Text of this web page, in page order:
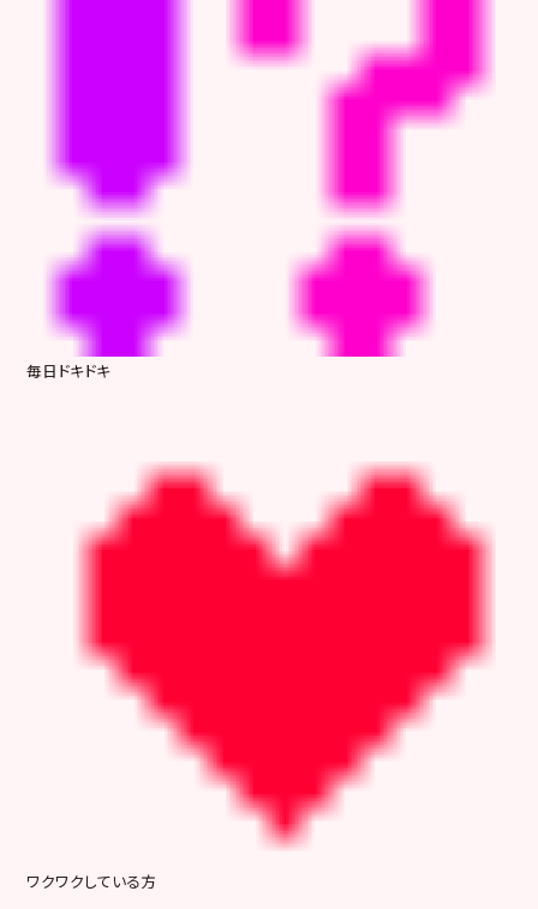
毎日ドキドキ
ワクワクしている方